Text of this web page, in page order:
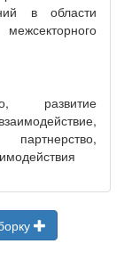
в области
развитие